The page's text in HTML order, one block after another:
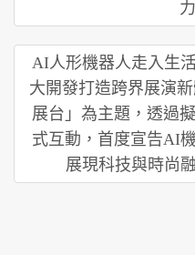
AI人形機器人走入生
大開發打造跨界展演
展台」為主題，透過
式互動，首度宣告AI
展現科技與時尚